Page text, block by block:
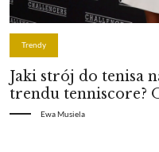
Trendy
Jaki strój do tenisa
trendu tenniscore?
Ewa Musiela